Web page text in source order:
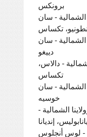
برونكس
الشمالية - سان
تكساس
الشمالية - سان
دييغو
- دالاس،
تكساس
الشمالية - سان
خوسيه
الشمالية -
إنديانا
- لوس أنجلوس